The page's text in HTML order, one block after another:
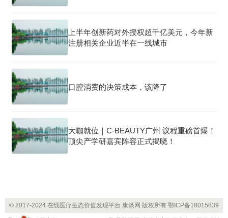
上半年创新药对外授权超千亿美元，今年新
注册相关企业近半在一线城市
口腔消费的决策成本，该降了
大咖就位｜C-BEAUTY广州 议程重磅首爆！
顶尖产学研嘉宾阵容正式揭晓！
© 2017-2024 在线医疗生态价值发现平台 康谈网 版权所有 鄂ICP备18015839